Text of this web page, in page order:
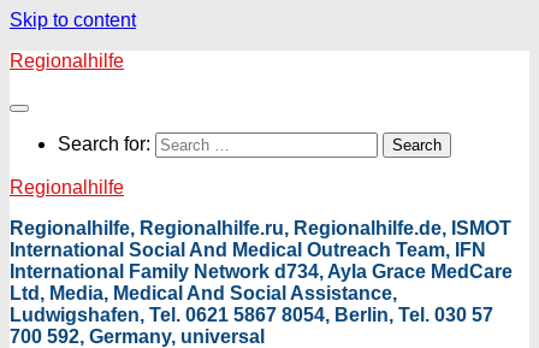
Skip to content
Regionalhilfe
Search for:
Regionalhilfe
Regionalhilfe, Regionalhilfe.ru, Regionalhilfe.de, ISMOT
International Social And Medical Outreach Team, IFN
International Family Network d734, Ayla Grace MedCare
Ltd, Media, Medical And Social Assistance,
Ludwigshafen, Tel. 0621 5867 8054, Berlin, Tel. 030 57
700 592, Germany, universal